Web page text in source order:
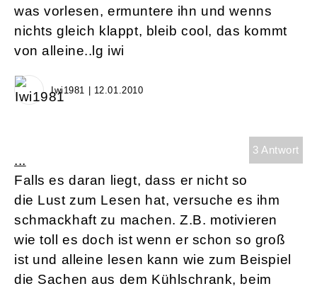
was vorlesen, ermuntere ihn und wenns
nichts gleich klappt, bleib cool, das kommt
von alleine..lg iwi
Iwi1981 | 12.01.2010
3 Antwort
...
Falls es daran liegt, dass er nicht so
die Lust zum Lesen hat, versuche es ihm
schmackhaft zu machen. Z.B. motivieren
wie toll es doch ist wenn er schon so groß
ist und alleine lesen kann wie zum Beispiel
die Sachen aus dem Kühlschrank, beim